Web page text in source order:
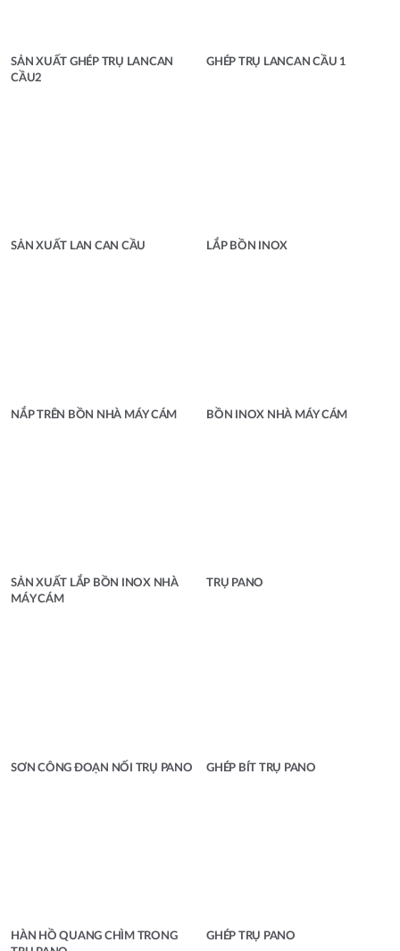
SẢN XUẤT GHÉP TRỤ LANCAN
CẦU2
GHÉP TRỤ LANCAN CẦU 1
SẢN XUẤT LAN CAN CẦU LẮP BỒN INOX
NẮP TRÊN BỒN NHÀ MÁY CÁM BỒN INOX NHÀ MÁY CÁM
SẢN XUẤT LẮP BỒN INOX NHÀ
MÁY CÁM
TRỤ PANO
SƠN CÔNG ĐOẠN NỐI TRỤ PANO GHÉP BÍT TRỤ PANO
HÀN HỒ QUANG CHÌM TRONG
GHÉP TRỤ PANO